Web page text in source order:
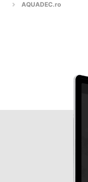
AQUADEC.ro